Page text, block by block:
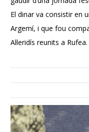
El dinar va consistir en
Argemí, i que fou
Al·leridís reunits a Rufea.